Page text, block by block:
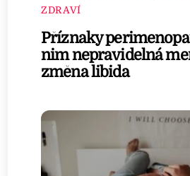
ZDRAVÍ
Příznaky
nim nepravidelná
změna libida